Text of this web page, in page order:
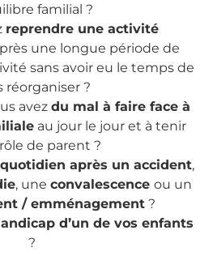
familial ?
reprendre une activité
une longue période de
sans avoir eu le temps de
réorganiser ?
avez du mal à faire face à
au jour le jour et à tenir
de parent ?
après un accident,
, une convalescence ou un
/ emménagement?
d’un de vos enfants
?